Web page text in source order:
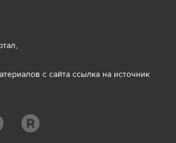
с сайта ссылка на источник